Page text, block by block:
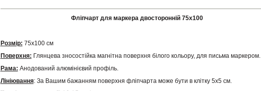
Фліпчарт для маркера двосторонній 75х100
Розмір: 75х100 см
Поверхня: Глянцева зносостійка магнітна поверхня білого кольору, для письма маркером.
Рама: Анодований алюмінієвий профіль.
Лініювання: За Вашим бажанням поверхня фліпчарта може бути в клітку 5х5 см.